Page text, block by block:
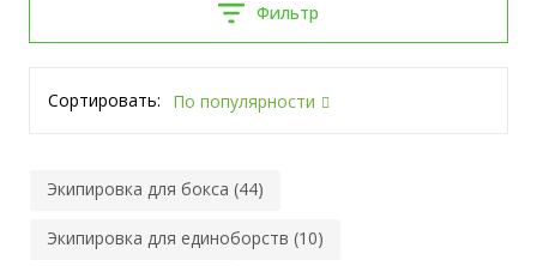
Фильтр
Сортировать: По популярности
Экипировка для бокса (44)
Экипировка для единоборств (10)